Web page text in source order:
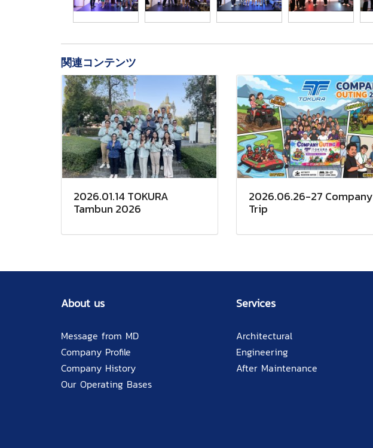
関連コンテンツ
2026.01.14 TOKURA
Tambun 2026
2026.06.26-27 Company
Trip
About us
Message from MD
Company Profile
Company History
Our Operating Bases
Services
Architectural
Engineering
After Maintenance